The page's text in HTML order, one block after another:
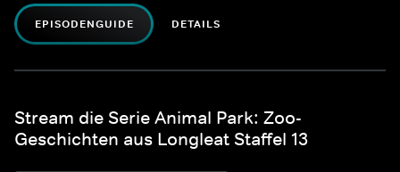
EPISODENGUIDE DETAILS
Stream die Serie Animal Park: Zoo-
Geschichten aus Longleat Staffel 13